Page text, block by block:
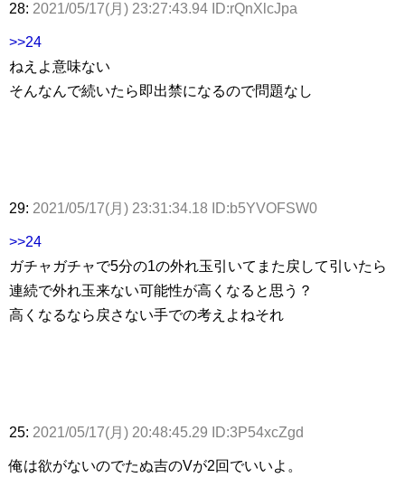
28: 2021/05/17(月) 23:27:43.94 ID:rQnXlcJpa
>>24
ねえよ意味ない
そんなんで続いたら即出禁になるので問題なし
29: 2021/05/17(月) 23:31:34.18 ID:b5YVOFSW0
>>24
ガチャガチャで5分の1の外れ玉引いてまた戻して引いたら
連続で外れ玉来ない可能性が高くなると思う？
高くなるなら戻さない手での考えよねそれ
25: 2021/05/17(月) 20:48:45.29 ID:3P54xcZgd
俺は欲がないのでたぬ吉のVが2回でいいよ。